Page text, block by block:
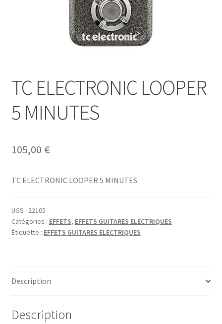
TC ELECTRONIC LOOPER
5 MINUTES
105,00 €
TC ELECTRONIC LOOPER 5 MINUTES
UGS : 22105
Catégories : EFFETS, EFFETS GUITARES ELECTRIQUES
Étiquette : EFFETS GUITARES ELECTRIQUES
Description
Description